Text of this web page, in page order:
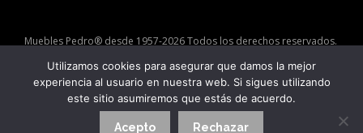
Muebles Pedro® desde 1957-2026 Todos los derechos reservados.
Aviso Legal| Política de Privacidad|Política de Cookies
Utilizamos cookies para asegurar que damos la mejor
experiencia al usuario en nuestra web. Si sigues utilizando
este sitio asumiremos que estás de acuerdo.
Acepto Rechazar